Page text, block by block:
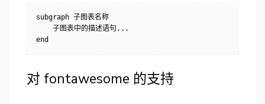
subgraph 子图表名称
    子图表中的描述语句...
对 fontawesome 的支持